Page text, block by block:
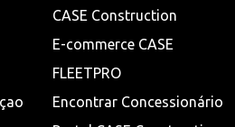
CASE Construction
E-commerce CASE
FLEETPRO
Encontrar Concessionário